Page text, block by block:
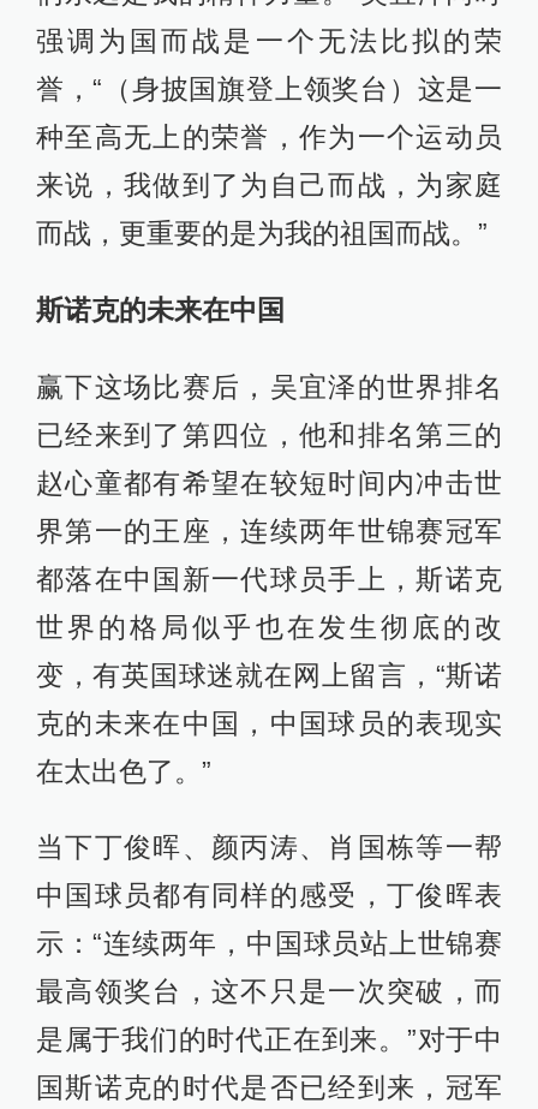
强调为国而战是一个无法比拟的荣
誉，“（身披国旗登上领奖台）这是一
种至高无上的荣誉，作为一个运动员
来说，我做到了为自己而战，为家庭
而战，更重要的是为我的祖国而战。”
斯诺克的未来在中国
赢下这场比赛后，吴宜泽的世界排名
已经来到了第四位，他和排名第三的
赵心童都有希望在较短时间内冲击世
界第一的王座，连续两年世锦赛冠军
都落在中国新一代球员手上，斯诺克
世界的格局似乎也在发生彻底的改
变，有英国球迷就在网上留言，“斯诺
克的未来在中国，中国球员的表现实
在太出色了。”
当下丁俊晖、颜丙涛、肖国栋等一帮
中国球员都有同样的感受，丁俊晖表
示：“连续两年，中国球员站上世锦赛
最高领奖台，这不只是一次突破，而
是属于我们的时代正在到来。”对于中
国斯诺克的时代是否已经到来，冠军